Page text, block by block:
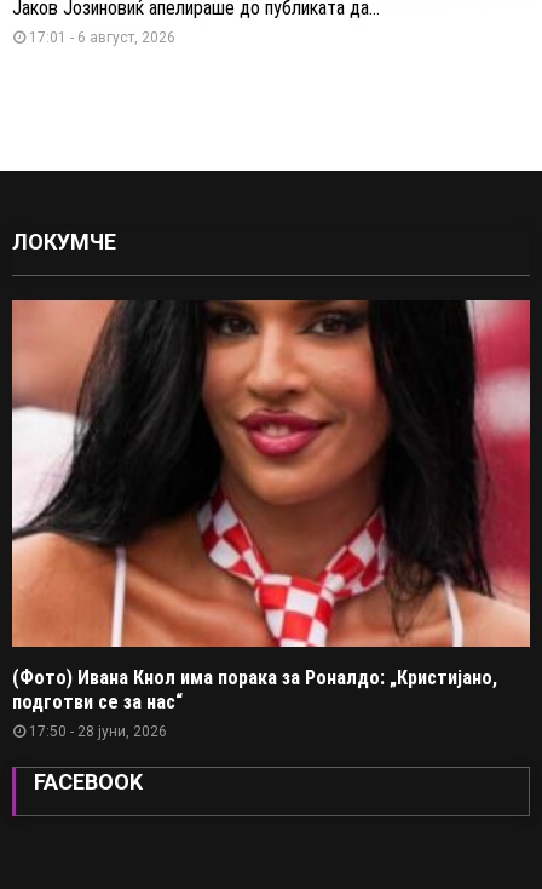
Јаков Јозиновиќ апелираше до публиката да...
17:01 - 6 август, 2026
ЛОКУМЧЕ
(Фото) Ивана Кнол има порака за Роналдо: „Кристијано,
подготви се за нас“
17:50 - 28 јуни, 2026
FACEBOOK